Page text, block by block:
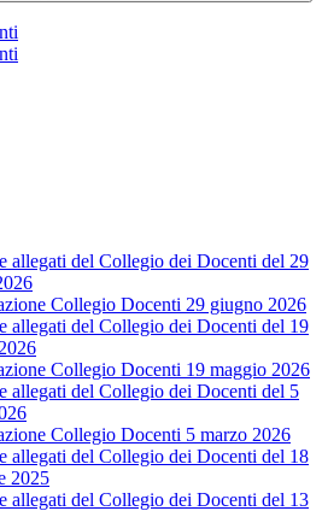
allegati del Collegio dei Docenti del 29
Collegio Docenti 29 giugno 2026
allegati del Collegio dei Docenti del 19
Collegio Docenti 19 maggio 2026
allegati del Collegio dei Docenti del 5
Collegio Docenti 5 marzo 2026
allegati del Collegio dei Docenti del 18
2025
allegati del Collegio dei Docenti del 13